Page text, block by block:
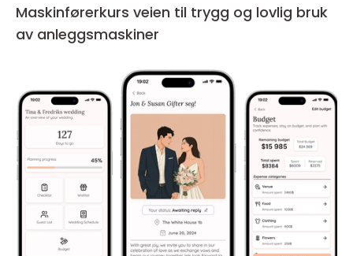
Maskinførerkurs veien til trygg og lovlig bruk
av anleggsmaskiner